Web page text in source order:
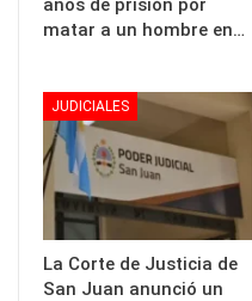
años de prisión por
matar a un hombre en…
JUDICIALES
La Corte de Justicia de
San Juan anunció un